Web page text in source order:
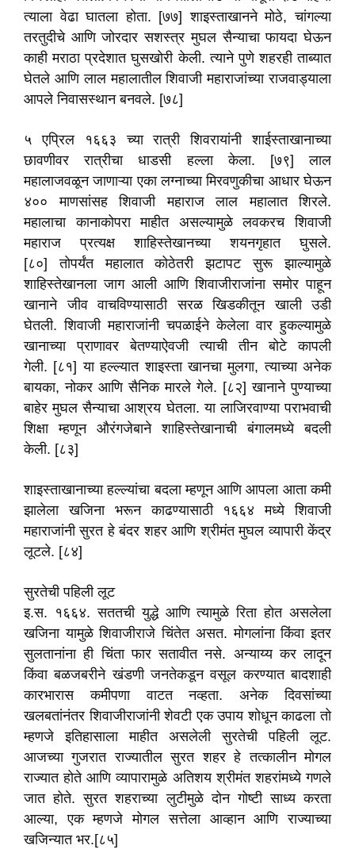
त्याला वेढा घातला होता. [७७] शाइस्ताखानने मोठे, चांगल्या
तरतुदीचे आणि जोरदार सशस्त्र मुघल सैन्याचा फायदा घेऊन
काही मराठा प्रदेशात घुसखोरी केली. त्याने पुणे शहरही ताब्यात
घेतले आणि लाल महालातील शिवाजी महाराजांच्या राजवाड्याला
आपले निवासस्थान बनवले. [७८]
५ एप्रिल १६६३ च्या रात्री शिवरायांनी शाईस्ताखानाच्या
छावणीवर रात्रीचा धाडसी हल्ला केला. [७९] लाल
महालाजवळून जाणाऱ्या एका लग्नाच्या मिरवणुकीचा आधार घेऊन
४०० माणसांसह शिवाजी महाराज लाल महालात शिरले.
महालाचा कानाकोपरा माहीत असल्यामुळे लवकरच शिवाजी
महाराज प्रत्यक्ष शाहिस्तेखानच्या शयनगृहात घुसले.
[८०] तोपर्यंत महालात कोठेतरी झटापट सुरू झाल्यामुळे
शाहिस्तेखानला जाग आली आणि शिवाजीराजांना समोर पाहून
खानाने जीव वाचविण्यासाठी सरळ खिडकीतून खाली उडी
घेतली. शिवाजी महाराजांनी चपळाईने केलेला वार हुकल्यामुळे
खानाच्या प्राणावर बेतण्याऐवजी त्याची तीन बोटे कापली
गेली. [८१] या हल्ल्यात शाइस्ता खानचा मुलगा, त्याच्या अनेक
बायका, नोकर आणि सैनिक मारले गेले. [८२] खानाने पुण्याच्या
बाहेर मुघल सैन्याचा आश्रय घेतला. या लाजिरवाण्या पराभवाची
शिक्षा म्हणून औरंगजेबाने शाहिस्तेखानाची बंगालमध्ये बदली
केली. [८३]
शाइस्ताखानाच्या हल्ल्यांचा बदला म्हणून आणि आपला आता कमी
झालेला खजिना भरून काढण्यासाठी १६६४ मध्ये शिवाजी
महाराजांनी सुरत हे बंदर शहर आणि श्रीमंत मुघल व्यापारी केंद्र
लूटले. [८४]
सुरतेची पहिली लूट
इ.स. १६६४. सततची युद्धे आणि त्यामुळे रिता होत असलेला
खजिना यामुळे शिवाजीराजे चिंतेत असत. मोगलांना किंवा इतर
सुलतानांना ही चिंता फार सतावीत नसे. अन्याय्य कर लादून
किंवा बळजबरीने खंडणी जनतेकडून वसूल करण्यात बादशाही
कारभारास कमीपणा वाटत नव्हता. अनेक दिवसांच्या
खलबतांनंतर शिवाजीराजांनी शेवटी एक उपाय शोधून काढला तो
म्हणजे इतिहासाला माहीत असलेली सुरतेची पहिली लूट.
आजच्या गुजरात राज्यातील सुरत शहर हे तत्कालीन मोगल
राज्यात होते आणि व्यापारामुळे अतिशय श्रीमंत शहरांमध्ये गणले
जात होते. सुरत शहराच्या लुटीमुळे दोन गोष्टी साध्य करता
आल्या, एक म्हणजे मोगल सत्तेला आव्हान आणि राज्याच्या
खजिन्यात भर.[८५]